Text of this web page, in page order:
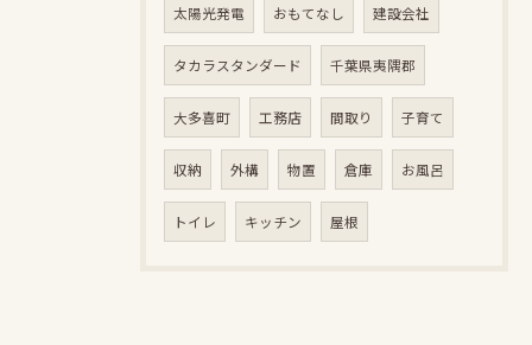
太陽光発電 おもてなし 建設会社
タカラスタンダード 千葉県夷隅郡
大多喜町 工務店 間取り 子育て
収納 外構 物置 倉庫 お風呂
トイレ キッチン 屋根